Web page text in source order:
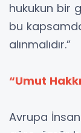
hukukun bir
bu
alınmalıdır.”
“Umut
Avrupa